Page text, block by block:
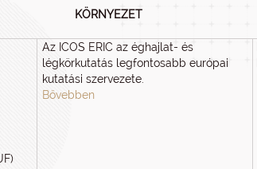
KÖRNYEZET
Az ICOS ERIC az éghajlat- és
légkörkutatás legfontosabb európai
kutatási szervezete.
Bővebben